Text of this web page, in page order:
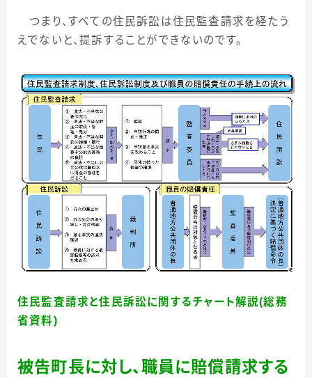
つまり、すべての住民訴訟は住民監査請求を経たう
えでないと、提訴することができないのです。
住民監査請求と住民訴訟に関するチャート解説(総務
省資料)
被告町長に対し、職員に賠償請求する